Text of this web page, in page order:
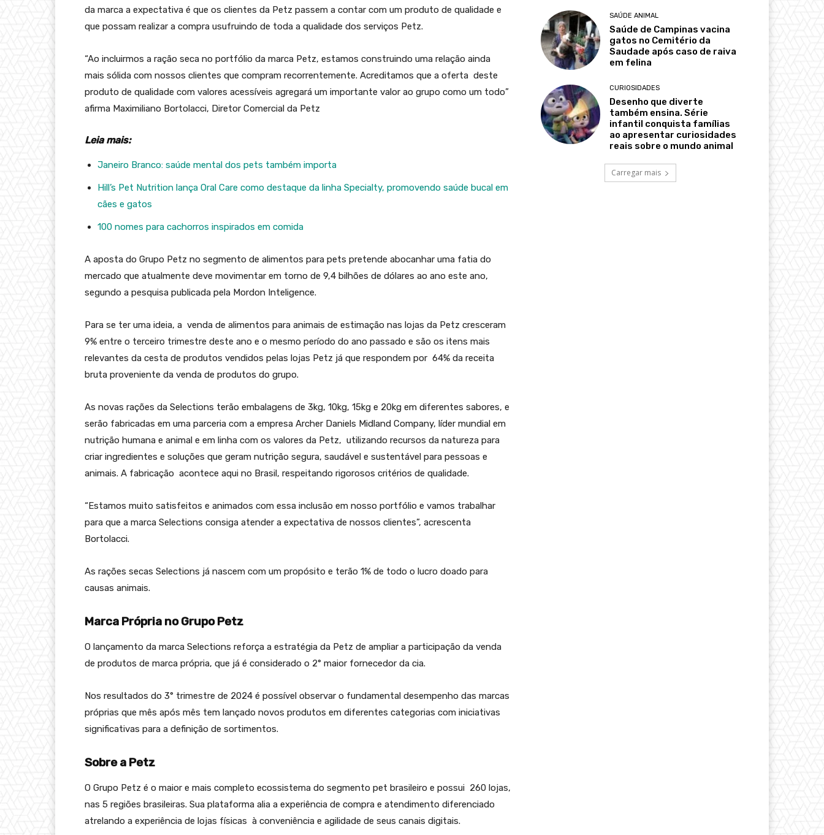
da marca a expectativa é que os clientes da Petz passem a contar com um produto de qualidade e
que possam realizar a compra usufruindo de toda a qualidade dos serviços Petz.
“Ao incluirmos a ração seca no portfólio da marca Petz, estamos construindo uma relação ainda
mais sólida com nossos clientes que compram recorrentemente. Acreditamos que a oferta deste
produto de qualidade com valores acessíveis agregará um importante valor ao grupo como um todo”
afirma Maximiliano Bortolacci, Diretor Comercial da Petz
Leia mais:
Janeiro Branco: saúde mental dos pets também importa
Hill’s Pet Nutrition lança Oral Care como destaque da linha Specialty, promovendo saúde bucal em
cães e gatos
100 nomes para cachorros inspirados em comida
A aposta do Grupo Petz no segmento de alimentos para pets pretende abocanhar uma fatia do
mercado que atualmente deve movimentar em torno de 9,4 bilhões de dólares ao ano este ano,
segundo a pesquisa publicada pela Mordon Inteligence.
Para se ter uma ideia, a venda de alimentos para animais de estimação nas lojas da Petz cresceram
9% entre o terceiro trimestre deste ano e o mesmo período do ano passado e são os itens mais
relevantes da cesta de produtos vendidos pelas lojas Petz já que respondem por 64% da receita
bruta proveniente da venda de produtos do grupo.
As novas rações da Selections terão embalagens de 3kg, 10kg, 15kg e 20kg em diferentes sabores, e
serão fabricadas em uma parceria com a empresa Archer Daniels Midland Company, líder mundial em
nutrição humana e animal e em linha com os valores da Petz, utilizando recursos da natureza para
criar ingredientes e soluções que geram nutrição segura, saudável e sustentável para pessoas e
animais. A fabricação acontece aqui no Brasil, respeitando rigorosos critérios de qualidade.
“Estamos muito satisfeitos e animados com essa inclusão em nosso portfólio e vamos trabalhar
para que a marca Selections consiga atender a expectativa de nossos clientes”, acrescenta
Bortolacci.
As rações secas Selections já nascem com um propósito e terão 1% de todo o lucro doado para
causas animais.
Marca Própria no Grupo Petz
O lançamento da marca Selections reforça a estratégia da Petz de ampliar a participação da venda
de produtos de marca própria, que já é considerado o 2° maior fornecedor da cia.
Nos resultados do 3° trimestre de 2024 é possível observar o fundamental desempenho das marcas
próprias que mês após mês tem lançado novos produtos em diferentes categorias com iniciativas
significativas para a definição de sortimentos.
Sobre a Petz
O Grupo Petz é o maior e mais completo ecossistema do segmento pet brasileiro e possui 260 lojas,
nas 5 regiões brasileiras. Sua plataforma alia a experiência de compra e atendimento diferenciado
atrelando a experiência de lojas físicas à conveniência e agilidade de seus canais digitais.
SAÚDE ANIMAL
Saúde de Campinas vacina
gatos no Cemitério da
Saudade após caso de raiva
em felina
CURIOSIDADES
Desenho que diverte
também ensina. Série
infantil conquista famílias
ao apresentar curiosidades
reais sobre o mundo animal
Carregar mais